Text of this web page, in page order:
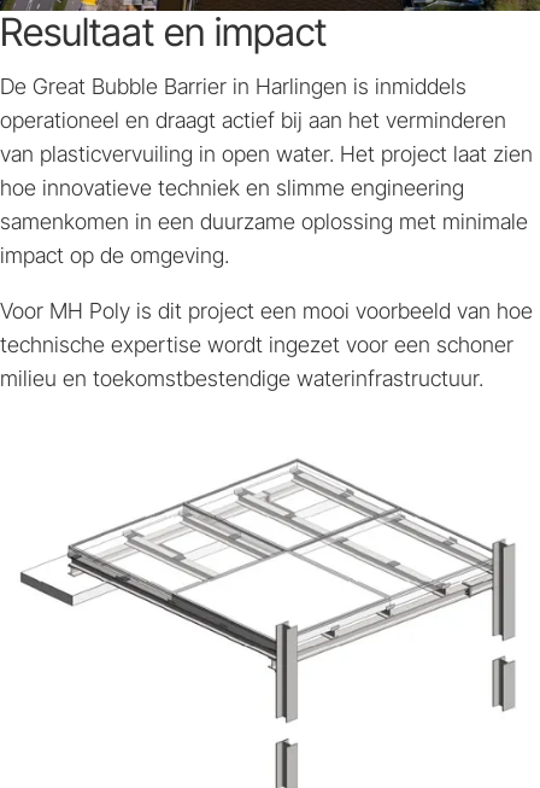
Resultaat en impact
De Great Bubble Barrier in Harlingen is inmiddels
operationeel en draagt actief bij aan het verminderen
van plasticvervuiling in open water. Het project laat zien
hoe innovatieve techniek en slimme engineering
samenkomen in een duurzame oplossing met minimale
impact op de omgeving.
Voor MH Poly is dit project een mooi voorbeeld van hoe
technische expertise wordt ingezet voor een schoner
milieu en toekomstbestendige waterinfrastructuur.